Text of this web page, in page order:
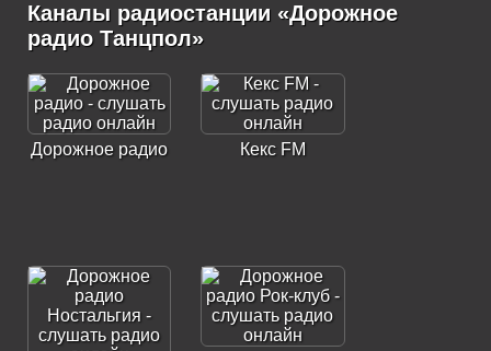
Каналы радиостанции «Дорожное
радио Танцпол»
Дорожное радио Кекс FM